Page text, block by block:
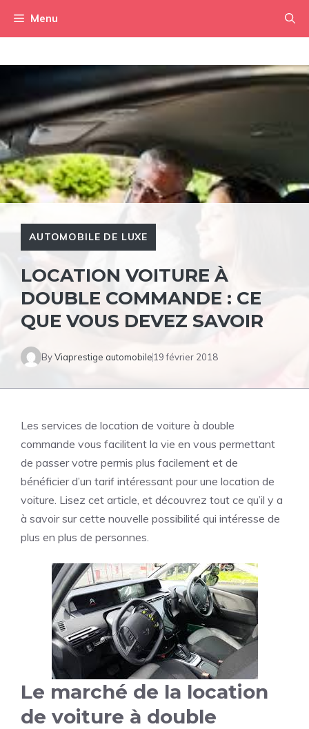
Menu
AUTOMOBILE DE LUXE
LOCATION VOITURE À
DOUBLE COMMANDE : CE
QUE VOUS DEVEZ SAVOIR
ByViaprestige automobile 19 février 2018
Les services de location de voiture à double
commande vous facilitent la vie en vous permettant
de passer votre permis plus facilement et de
bénéficier d’un tarif intéressant pour une location de
voiture. Lisez cet article, et découvrez tout ce qu’il y a
à savoir sur cette nouvelle possibilité qui intéresse de
plus en plus de personnes.
Le marché de la location
de voiture à double